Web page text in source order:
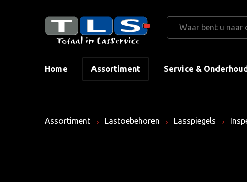
Home Assortiment Service & Onderhoud
Assortiment Lastoebehoren Lasspiegels